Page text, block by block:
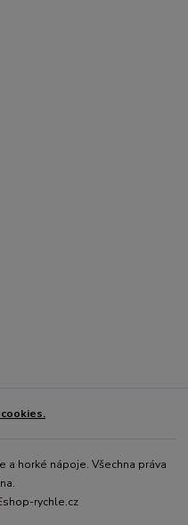
a horké nápoje. Všechna práva
rychle.cz